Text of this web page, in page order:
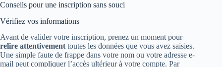
Conseils pour une inscription sans souci
Vérifiez vos informations
Avant de valider votre inscription, prenez un moment pour
relire attentivement toutes les données que vous avez saisies.
Une simple faute de frappe dans votre nom ou votre adresse e-
mail peut compliquer l’accès ultérieur à votre compte. Par